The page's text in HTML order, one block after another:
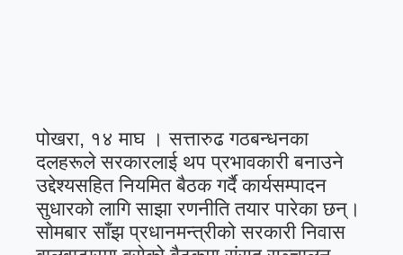
पोखरा, १४ माघ । सत्तारुढ गठबन्धनका
दलहरूले सरकारलाई थप प्रभावकारी बनाउने
उद्देश्यसहित नियमित बैठक गर्दै कार्यसम्पादन
सुधारको लागि साझा रणनीति तयार पारेका छन्।
सोमबार साँझ प्रधानमन्त्रीको सरकारी निवास